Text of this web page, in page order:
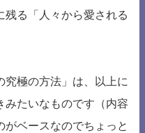
残る「人々から愛される
究極の方法」は、以上に
みたいなものです（内容
がベースなのでちょっと